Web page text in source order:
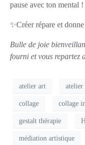
pause avec ton mental !
✨Créer répare et
Bulle de joie
fourni et vous repartez
atelier art
collage collage
gestalt thérapie
médiation artistique